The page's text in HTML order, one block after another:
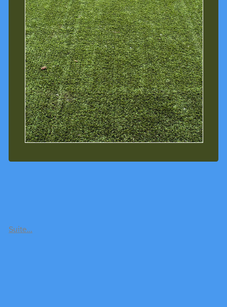
Suite…